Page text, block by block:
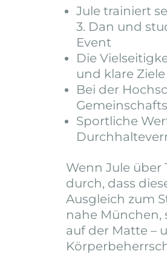
Jule trainiert
3. Dan und
Event
Die
und klare
Bei der
Sportliche
Wenn Jule über
durch, dass
Ausgleich zum
nahe München,
auf der Matte –